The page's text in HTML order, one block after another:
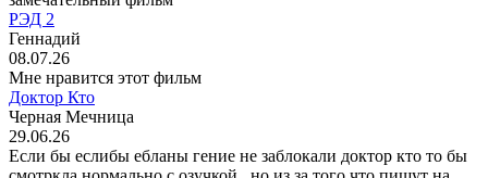
РЭД 2
Геннадий
08.07.26
Мне нравится этот фильм
Доктор Кто
Черная Мечница
29.06.26
Если бы еслибы ебланы гение не заблокали доктор кто то бы